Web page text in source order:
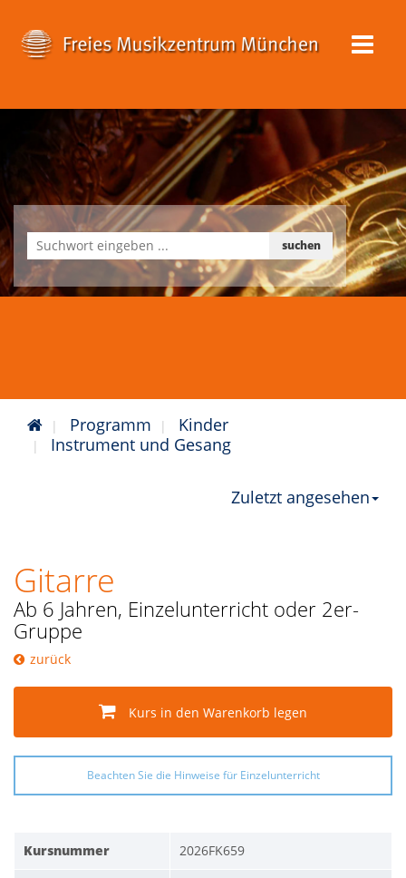
suchen
Programm
Kinder
Instrument und Gesang
Zuletzt angesehen
Gitarre
Ab 6 Jahren, Einzelunterricht oder 2er-
Gruppe
zurück
Kurs in den Warenkorb legen
Beachten Sie die Hinweise für Einzelunterricht
Kursnummer 2026FK659